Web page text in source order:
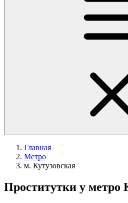
Главная
Метро
м. Кутузовская
Проститутки у метро